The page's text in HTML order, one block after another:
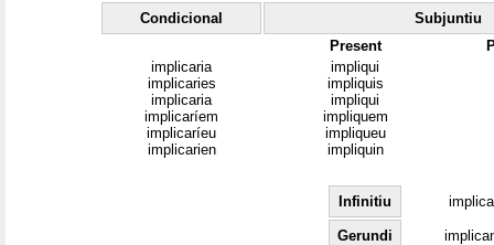
Condicional
Subjuntiu
Present
implicaria
implicaries
implicaria
implicaríem
implicaríeu
implicarien
impliqui
impliquis
impliqui
impliquem
impliqueu
impliquin
Infinitiu
Gerundi